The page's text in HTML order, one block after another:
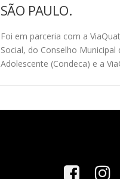
SÃO PAULO.
Foi em parceria com a
Social, do Conselho
Adolescente (Condeca) e a